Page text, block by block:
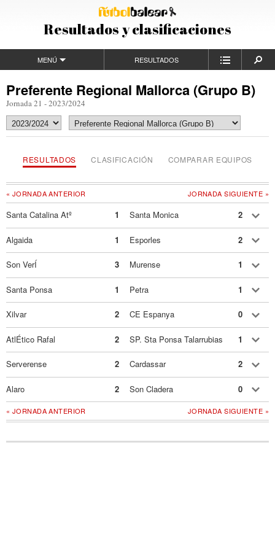
Resultados y clasificaciones
MENÚ RESULTADOS
Preferente Regional Mallorca (Grupo B)
Jornada 21 - 2023/2024
RESULTADOS CLASIFICACIÓN COMPARAR EQUIPOS
JORNADA SIGUIENTE »
« JORNADA ANTERIOR
Santa Catalina Atº 1 Santa Monica 2
Algaida 1 Esporles 2
Son VerÍ 3 Murense 1
Santa Ponsa 1 Petra 1
Xilvar 2 CE Espanya 0
AtlÉtico Rafal 2 SP. Sta Ponsa Talarrubias 1
Serverense 2 Cardassar 2
Alaro 2 Son Cladera 0
JORNADA SIGUIENTE »
« JORNADA ANTERIOR